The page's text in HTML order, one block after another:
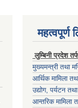
महत्वपूर्ण
लुम्बिनी प्रदेश
मुख्यमन्त्री तथा
आर्थिक मामिला
उद्योग, पर्यटन
आन्तरिक मामिला